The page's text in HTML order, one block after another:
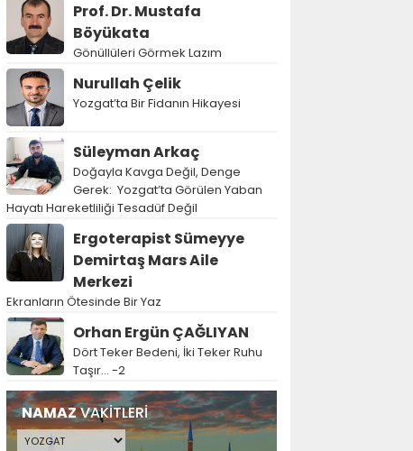
Prof. Dr. Mustafa
Böyükata
Gönüllüleri Görmek Lazım
Nurullah Çelik
Yozgat’ta Bir Fidanın Hikayesi
Süleyman Arkaç
Doğayla Kavga Değil, Denge
Gerek: Yozgat’ta Görülen Yaban
Hayatı Hareketliliği Tesadüf Değil
Ergoterapist Sümeyye
Demirtaş Mars Aile
Merkezi
Ekranların Ötesinde Bir Yaz
Orhan Ergün ÇAĞLIYAN
Dört Teker Bedeni, İki Teker Ruhu
Taşır… -2
NAMAZVAKİTLERİ